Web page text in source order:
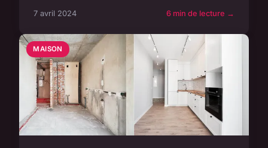
7 avril 2024 6 min de lecture →
MAISON